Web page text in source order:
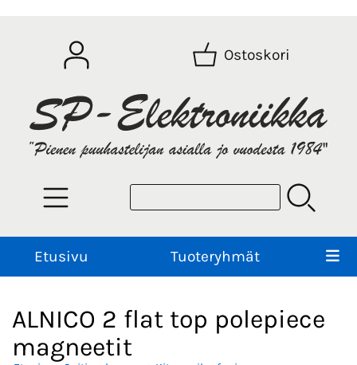
Ostoskori
Etusivu Tuoteryhmät
ALNICO 2 flat top polepiece
magneetit